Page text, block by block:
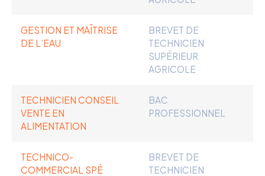
GESTION ET MAÎTRISE
DE L’EAU
BREVET DE
TECHNICIEN
SUPÉRIEUR
AGRICOLE
TECHNICIEN CONSEIL
VENTE EN
ALIMENTATION
BAC
PROFESSIONNEL
TECHNICO-
COMMERCIAL SPÉ
BREVET DE
TECHNICIEN